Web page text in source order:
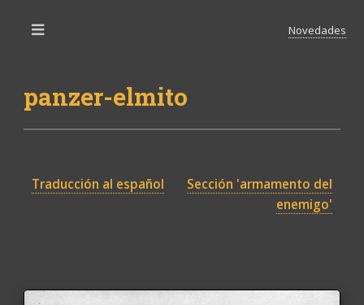
panzer-elmito
Novedades
Traducción al español
Sección 'armamento del
enemigo'